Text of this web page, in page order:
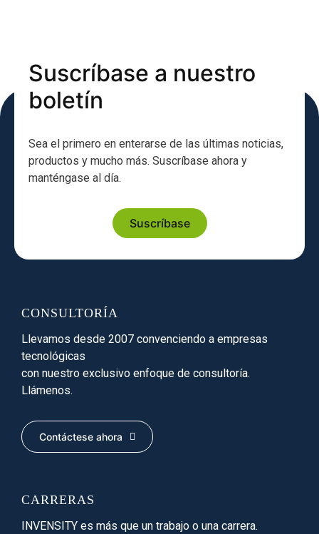
Suscríbase a nuestro
boletín
Sea el primero en enterarse de las últimas noticias,
productos y mucho más. Suscríbase ahora y
manténgase al día.
Suscríbase
CONSULTORÍA
Llevamos desde 2007 convenciendo a empresas
tecnológicas
con nuestro exclusivo enfoque de consultoría.
Llámenos.
Contáctese ahora
CARRERAS
INVENSITY es más que un trabajo o una carrera.